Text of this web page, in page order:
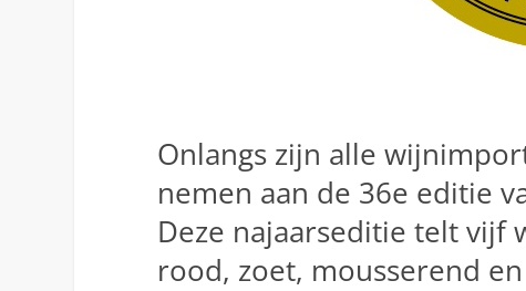
Onlangs zijn alle
nemen aan de 36e editie
Deze najaarseditie telt vijf
rood, zoet, mousserend